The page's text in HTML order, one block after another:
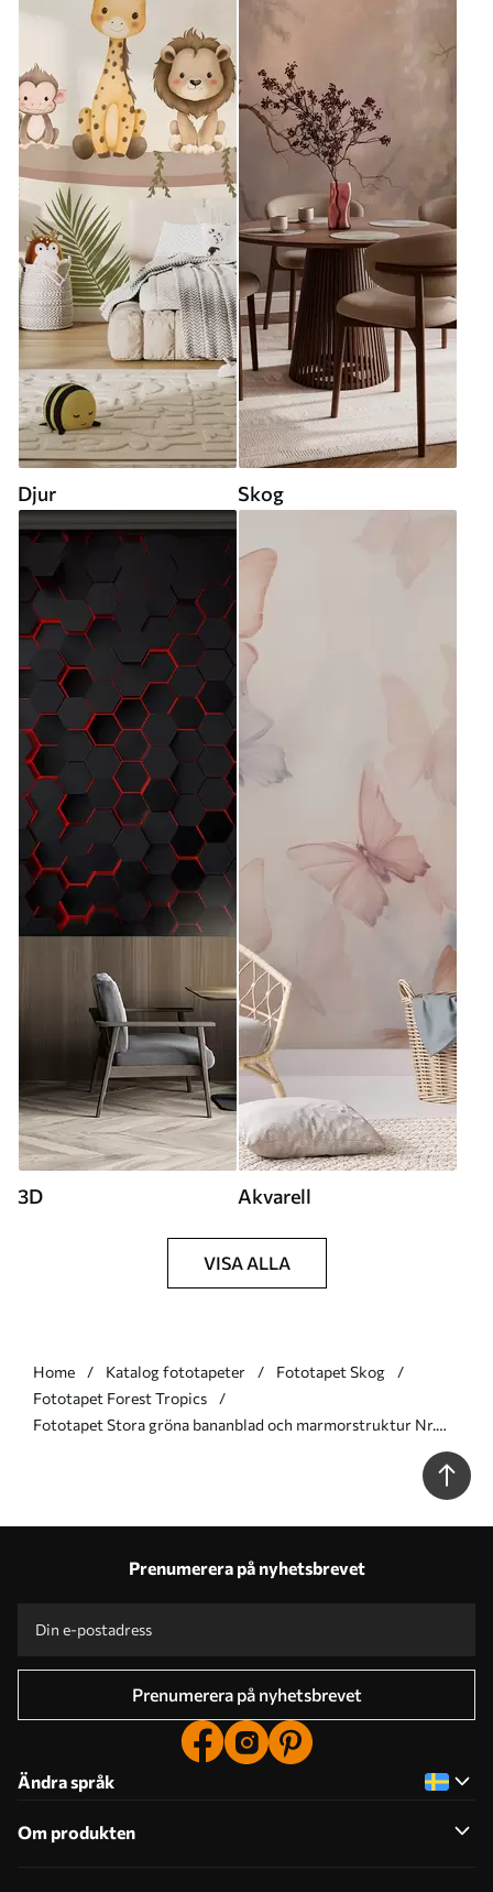
Djur Skog
3D Akvarell
VISA ALLA
Home Katalog fototapeter
Fototapet Skog
Fototapet Forest Tropics
Fototapet Stora gröna bananblad och marmorstruktur Nr.
Prenumerera på nyhetsbrevet
Prenumerera på nyhetsbrevet
Ändra språk
Om produkten